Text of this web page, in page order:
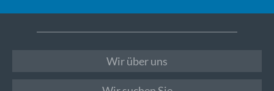
Wir über uns